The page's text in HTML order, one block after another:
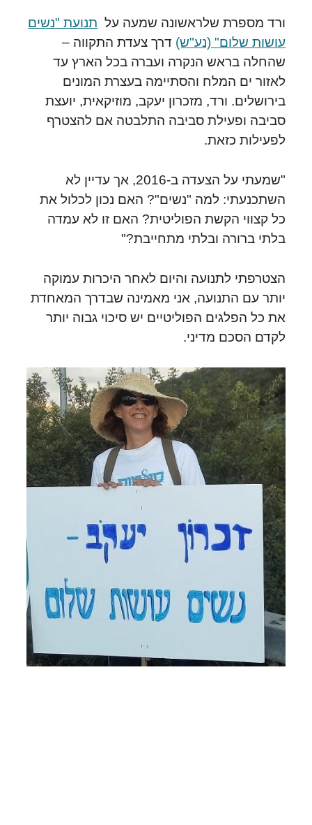
ורד מספרת שלראשונה שמעה על תנועת "נשים
עושות שלום" (נע"ש) דרך צעדת התקווה –
שהחלה בראש הנקרה ועברה בכל הארץ עד
לאזור ים המלח והסתיימה בעצרת המונים
בירושלים. ורד, מזכרון יעקב, מוזיקאית, יועצת
סביבה ופעילת סביבה התלבטה אם להצטרף
לפעילות כזאת.
"שמעתי על הצעדה ב-2016, אך עדיין לא
השתכנעתי: למה "נשים"? האם נכון לכלול את
כל קצווי הקשת הפוליטית? האם זו לא עמדה
בלתי ברורה ובלתי מתחייבת?"
הצטרפתי לתנועה והיום לאחר היכרות עמוקה
יותר עם התנועה, אני מאמינה שבדרך המאחדת
את כל הפלגים הפוליטיים יש סיכוי גבוה יותר
לקדם הסכם מדיני.